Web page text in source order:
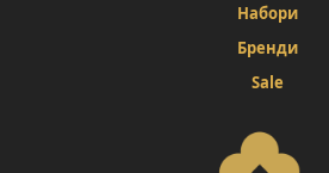
Набори
Бренди
Sale